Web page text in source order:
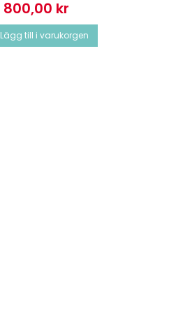
Pris
800,00 kr
Lägg till i varukorgen